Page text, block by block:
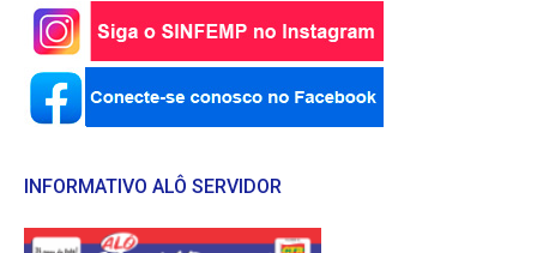
INFORMATIVO ALÔ SERVIDOR